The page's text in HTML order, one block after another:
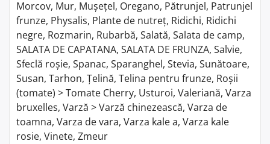
Morcov, Mur, Mușețel, Oregano, Pătrunjel, Patrunjel
frunze, Physalis, Plante de nutreț, Ridichi, Ridichi
negre, Rozmarin, Rubarbă, Salată, Salata de camp,
SALATA DE CAPATANA, SALATA DE FRUNZA, Salvie,
Sfeclă roșie, Spanac, Sparanghel, Stevia, Sunătoare,
Susan, Tarhon, Țelină, Telina pentru frunze, Roșii
(tomate) > Tomate Cherry, Usturoi, Valeriană, Varza
bruxelles, Varză > Varză chinezească, Varza de
toamna, Varza de vara, Varza kale a, Varza kale
rosie, Vinete, Zmeur